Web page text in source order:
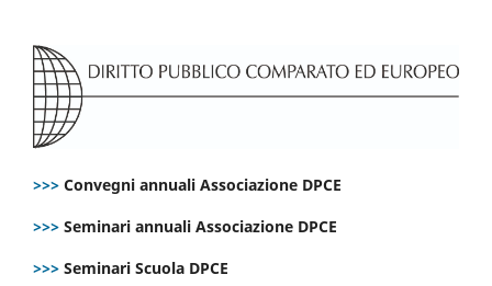
>>> Convegni annuali Associazione DPCE
>>> Seminari annuali Associazione DPCE
>>> Seminari Scuola DPCE